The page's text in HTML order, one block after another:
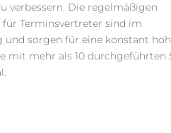
verbessern. Die regelmäßigen
Terminsvertreter sind im
sorgen für eine konstant
mit mehr als 10 durchgeführten